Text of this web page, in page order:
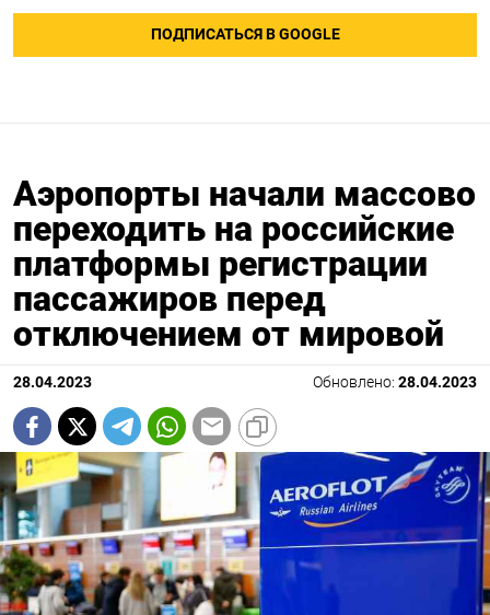
ПОДПИСАТЬСЯ В GOOGLE
Аэропорты начали массово
переходить на российские
платформы регистрации
пассажиров перед
отключением от мировой
28.04.2023 Обновлено: 28.04.2023